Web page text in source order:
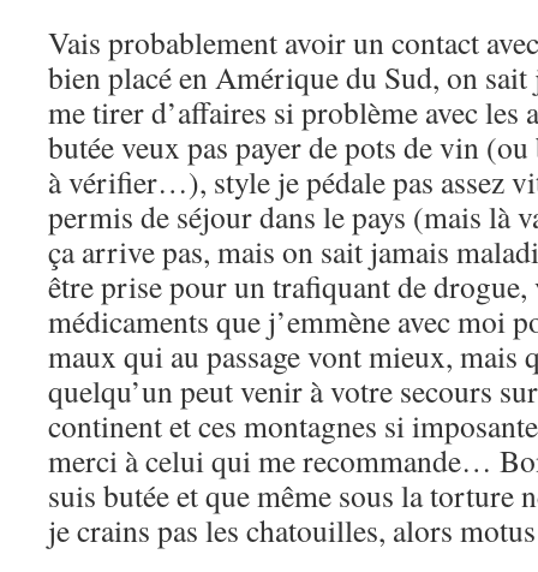
Vais probablement avoir un contact
bien placé en Amérique du Sud, on sait
me tirer d’affaires si problème avec les
butée veux pas payer de pots de vin
à vérifier…), style je pédale pas assez
permis de séjour dans le pays (mais là
ça arrive pas, mais on sait jamais
être prise pour un trafiquant de drogue,
médicaments que j’emmène avec moi
maux qui au passage vont mieux, mais
quelqu’un peut venir à votre secours
continent et ces montagnes si
merci à celui qui me recommande…
suis butée et que même sous la torture
je crains pas les chatouilles, alors